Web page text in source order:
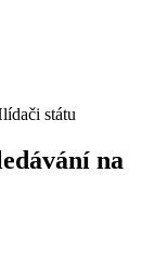
státu
na